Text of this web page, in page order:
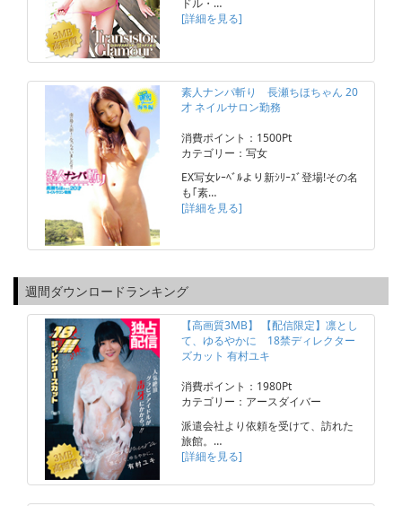
ドル・…
[詳細を見る]
素人ナンパ斬り 長瀬ちほちゃん 20
才 ネイルサロン勤務
消費ポイント：1500Pt
カテゴリー：写女
EX写女ﾚｰﾍﾞﾙより新ｼﾘｰｽﾞ登場!その名
も｢素…
[詳細を見る]
週間ダウンロードランキング
【高画質3MB】 【配信限定】凛とし
て、ゆるやかに 18禁ディレクター
ズカット 有村ユキ
消費ポイント：1980Pt
カテゴリー：アースダイバー
派遣会社より依頼を受けて、訪れた
旅館。…
[詳細を見る]